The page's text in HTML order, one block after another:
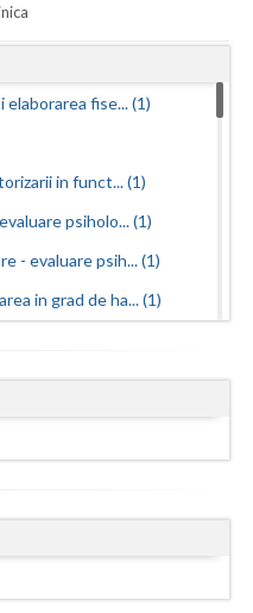
elaborarea fise... (1)
in funct... (1)
psiholo... (1)
- evaluare psih... (1)
in grad de ha... (1)
in functie - ... (1)
permis portarma... (1)
permisului de ... (1)
la cerere c... (1)
si menti... (1)